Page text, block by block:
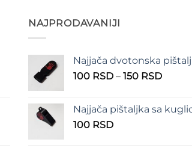
NAJPRODAVANIJI
Najjača dvotonska
100 RSD – 150 RSDRaspon
100
Najjača pištaljka sa
100 RSD